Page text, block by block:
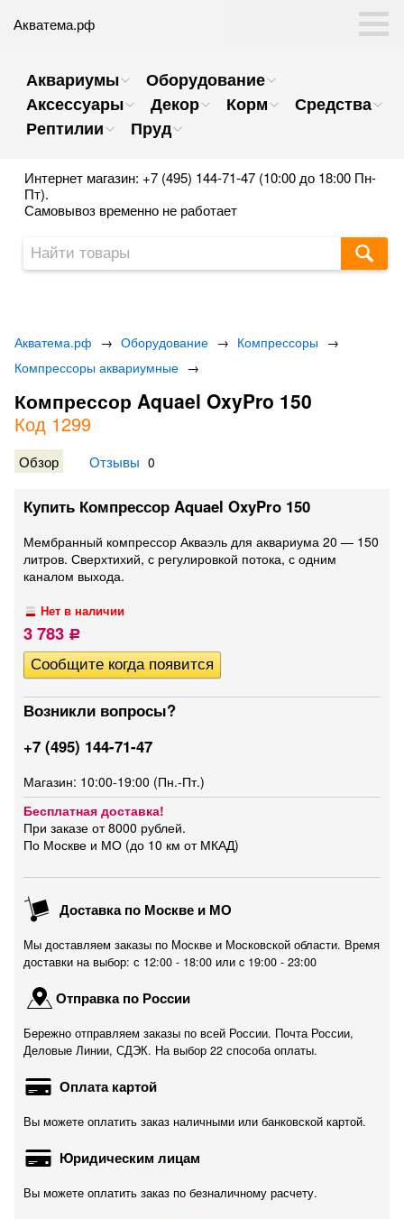
Акватема.рф
Аквариумы
Оборудование
Аксессуары
Декор Корм
Средства
Рептилии
Пруд
Интернет магазин: +7 (495) 144-71-47 (10:00 до 18:00 Пн-
Пт).
Самовывоз временно не работает
Акватема.рф → Оборудование → Компрессоры →
Компрессоры аквариумные →
Компрессор Aquael OxyPro 150
Код 1299
Обзор Отзывы 0
Купить Компрессор Aquael OxyPro 150
Мембранный компрессор Акваэль для аквариума 20 — 150
литров. Сверхтихий, с регулировкой потока, с одним
каналом выхода.
Нет в наличии
3 783 Р
Возникли вопросы?
+7 (495) 144-71-47
Магазин: 10:00-19:00 (Пн.-Пт.)
Бесплатная доставка!
При заказе от 8000 рублей.
По Москве и МО (до 10 км от МКАД)
Доставка по Москве и МО
Мы доставляем заказы по Москве и Московской области. Время
доставки на выбор: с 12:00 - 18:00 или c 19:00 - 23:00
Отправка по России
Бережно отправляем заказы по всей России. Почта России,
Деловые Линии, СДЭК. На выбор 22 способа оплаты.
Оплата картой
Вы можете оплатить заказ наличными или банковской картой.
Юридическим лицам
Вы можете оплатить заказ по безналичному расчету.